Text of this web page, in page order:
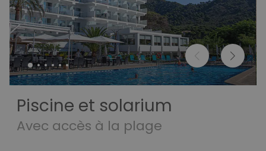
Piscine et solarium
Avec accès à la plage